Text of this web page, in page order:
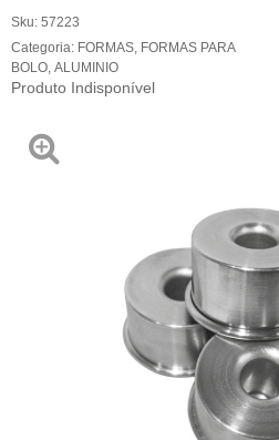
Sku: 57223
Categoria: FORMAS FORMAS PARA
BOLO ALUMINIO
Produto Indisponível